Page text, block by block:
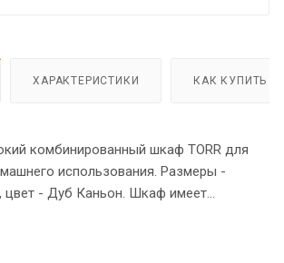
ХАРАКТЕРИСТИКИ КАК КУПИТЬ
комбинированный шкаф TORR для
использования. Размеры -
цвет - Дуб Каньон. Шкаф имеет
шкафа облицованы глянцевой